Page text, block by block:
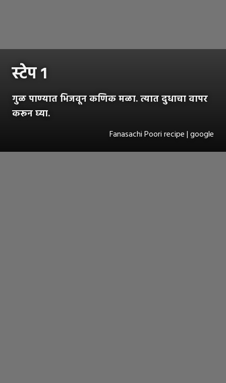
स्टेप १
गुळ पाण्यात भिजवून कणिक मळा. त्यात दुधाचा वापर
करून घ्या.
Fanasachi Poori recipe | google